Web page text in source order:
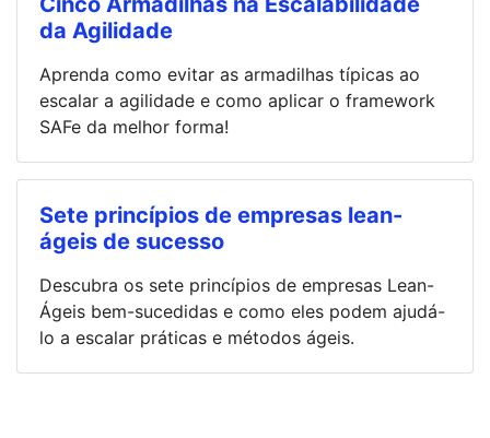
da Agilidade
Aprenda como evitar as armadilhas típicas ao
escalar a agilidade e como aplicar o framework
SAFe da melhor forma!
Sete princípios de empresas lean-
ágeis de sucesso
Descubra os sete princípios de empresas Lean-
Ágeis bem-sucedidas e como eles podem ajudá-
lo a escalar práticas e métodos ágeis.